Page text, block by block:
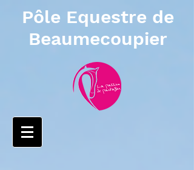
Pôle Equestre de
Beaumecoupier